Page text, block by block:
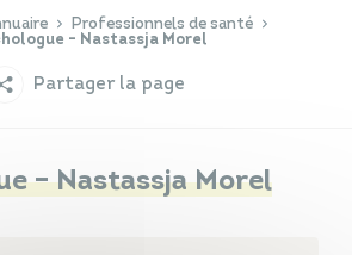
Professionnels de santé
- Nastassja Morel
Partager la page
– Nastassja Morel